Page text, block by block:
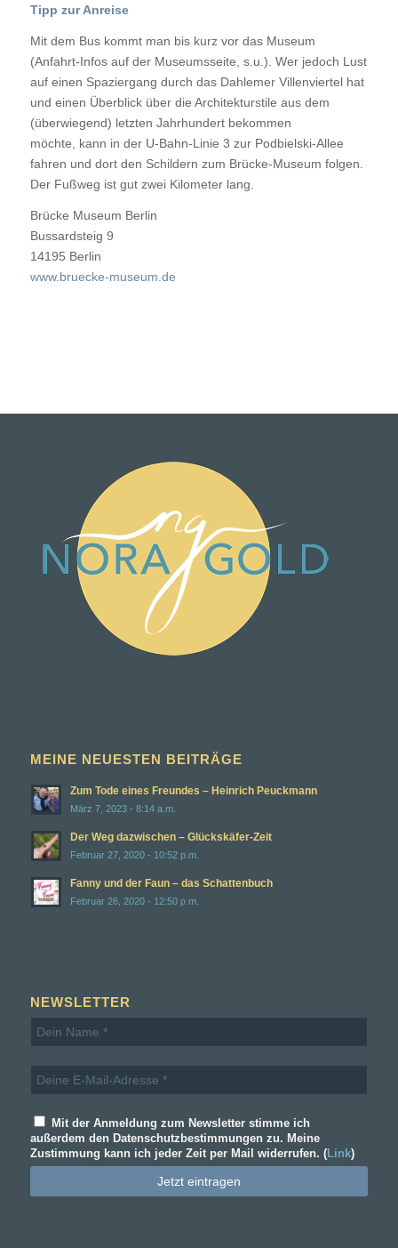
Tipp zur Anreise
Mit dem Bus kommt man bis kurz vor das Museum
(Anfahrt-Infos auf der Museumsseite, s.u.). Wer jedoch Lust
auf einen Spaziergang durch das Dahlemer Villenviertel hat
und einen Überblick über die Architekturstile aus dem
(überwiegend) letzten Jahrhundert bekommen
möchte, kann in der U-Bahn-Linie 3 zur Podbielski-Allee
fahren und dort den Schildern zum Brücke-Museum folgen.
Der Fußweg ist gut zwei Kilometer lang.
Brücke Museum Berlin
Bussardsteig 9
14195 Berlin
www.bruecke-museum.de
MEINE NEUESTEN BEITRÄGE
Zum Tode eines Freundes – Heinrich Peuckmann
März 7, 2023 - 8:14 a.m.
Der Weg dazwischen – Glückskäfer-Zeit
Februar 27, 2020 - 10:52 p.m.
Fanny und der Faun – das Schattenbuch
Februar 26, 2020 - 12:50 p.m.
NEWSLETTER
Mit der Anmeldung zum Newsletter stimme ich
außerdem den Datenschutzbestimmungen zu. Meine
Zustimmung kann ich jeder Zeit per Mail widerrufen. (Link)